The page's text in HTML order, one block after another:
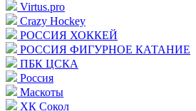
Virtus.pro
Crazy Hockey
РОССИЯ ХОККЕЙ
РОССИЯ ФИГУРНОЕ КАТАНИЕ
ПБК ЦСКА
Россия
Маскоты
ХК Сокол